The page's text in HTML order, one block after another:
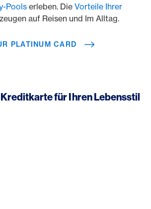
Pools erleben. Die Vorteile Ihrer
auf Reisen und Im Alltag.
PLATINUM CARD
für Ihren Lebensstil